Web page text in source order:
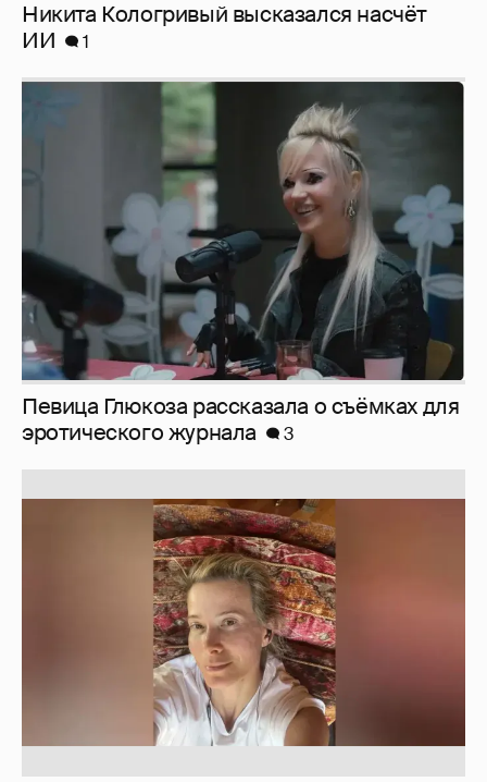
Никита Кологривый высказался насчёт
ИИ
1
Певица Глюкоза рассказала о съёмках для
эротического журнала
3